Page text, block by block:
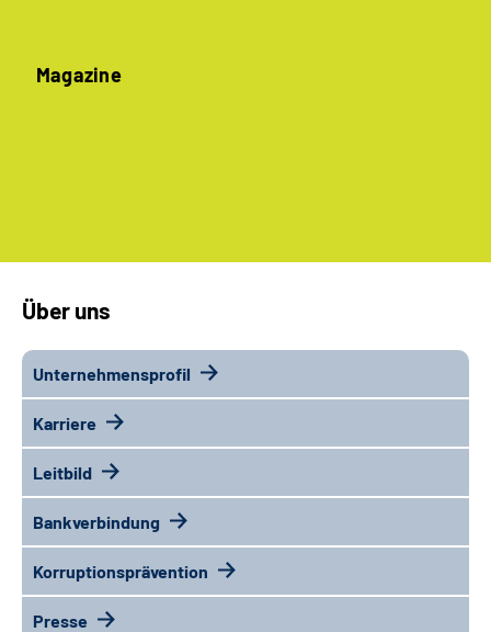
Magazine
Über uns
Unternehmensprofil
Karriere
Leitbild
Bankverbindung
Korruptionsprävention
Presse